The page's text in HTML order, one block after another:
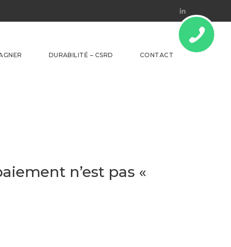
Linkedin
DURABILITÉ – CSRD CONTACT
n’est pas «